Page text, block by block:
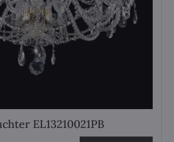
EL13210021PB